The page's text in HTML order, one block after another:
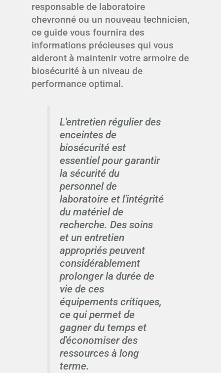
responsable de laboratoire
chevronné ou un nouveau technicien,
ce guide vous fournira des
informations précieuses qui vous
aideront à maintenir votre armoire de
biosécurité à un niveau de
performance optimal.
L'entretien régulier des
enceintes de
biosécurité est
essentiel pour garantir
la sécurité du
personnel de
laboratoire et l'intégrité
du matériel de
recherche. Des soins
et un entretien
appropriés peuvent
considérablement
prolonger la durée de
vie de ces
équipements critiques,
ce qui permet de
gagner du temps et
d'économiser des
ressources à long
terme.